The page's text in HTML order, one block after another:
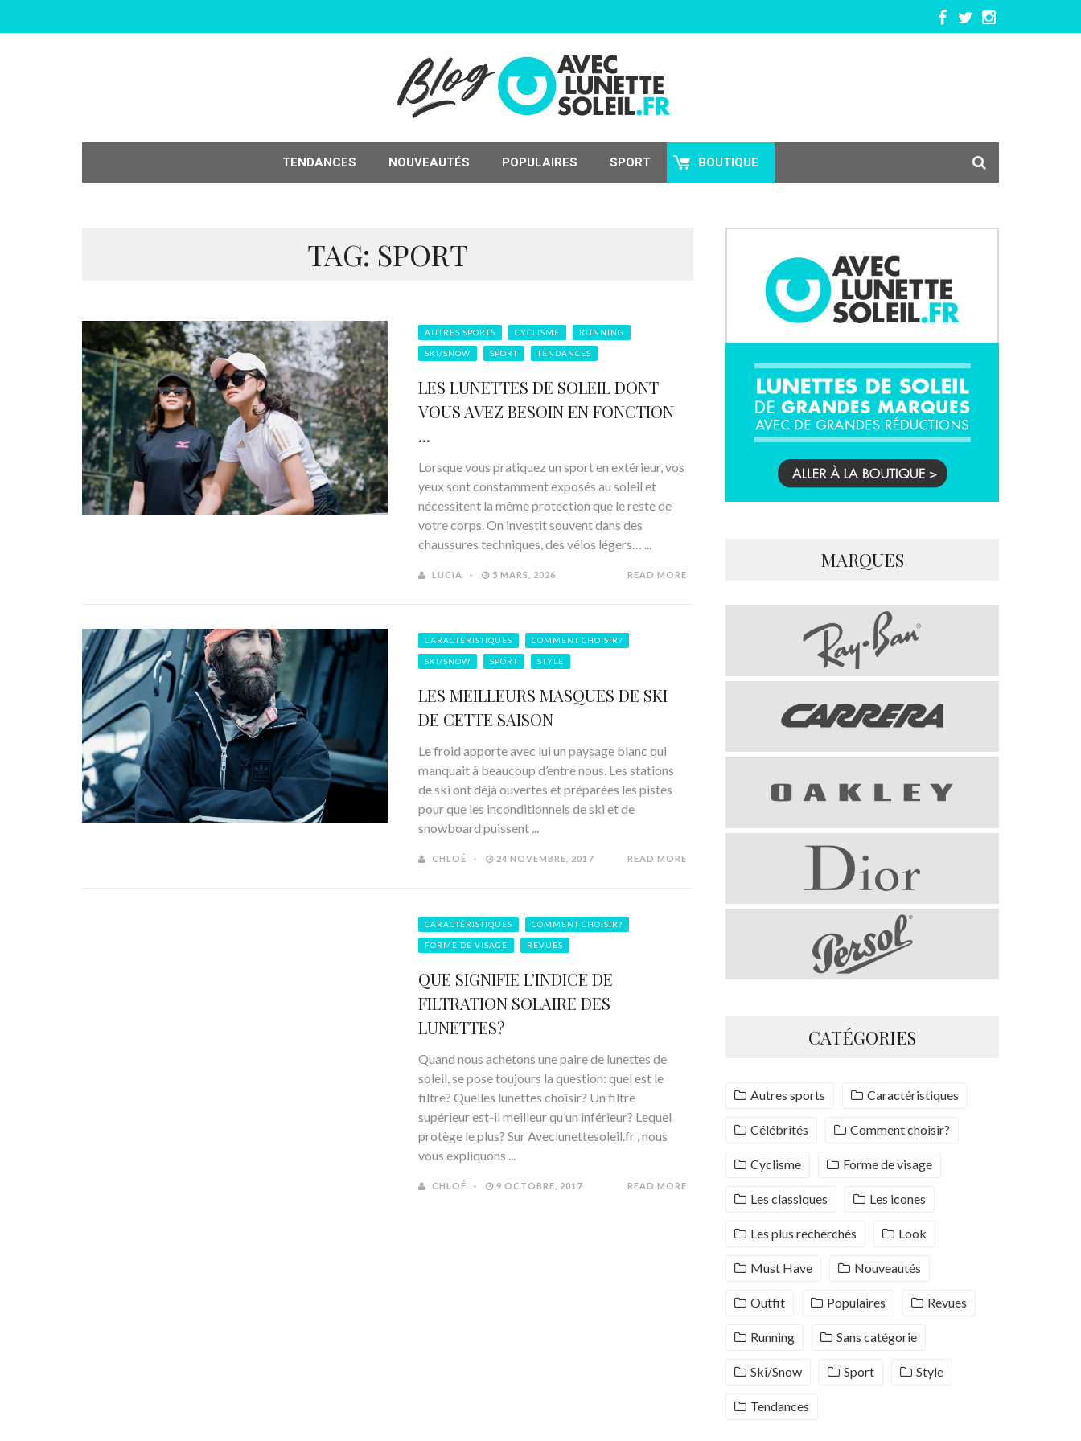
TENDANCES NOUVEAUTÉS POPULAIRES SPORT BOUTIQUE
TAG: SPORT
AUTRES SPORTS CYCLISME RUNNING
SKI/SNOW SPORT TENDANCES
LES LUNETTES DE SOLEIL DONT
VOUS AVEZ BESOIN EN FONCTION
...
Lorsque vous pratiquez un sport en extérieur, vos
yeux sont constamment exposés au soleil et
nécessitent la même protection que le reste de
votre corps. On investit souvent dans des
chaussures techniques, des vélos légers… ...
LUCIA 5 MARS, 2026 READ MORE
CARACTÉRISTIQUES COMMENT CHOISIR?
SKI/SNOW SPORT STYLE
LES MEILLEURS MASQUES DE SKI
DE CETTE SAISON
Le froid apporte avec lui un paysage blanc qui
manquait à beaucoup d’entre nous. Les stations
de ski ont déjà ouvertes et préparées les pistes
pour que les inconditionnels de ski et de
snowboard puissent ...
CHLOÉ 24 NOVEMBRE, 2017 READ MORE
CARACTÉRISTIQUES COMMENT CHOISIR?
FORME DE VISAGE REVUES
QUE SIGNIFIE L’INDICE DE
FILTRATION SOLAIRE DES
LUNETTES?
Quand nous achetons une paire de lunettes de
soleil, se pose toujours la question: quel est le
filtre? Quelles lunettes choisir? Un filtre
supérieur est-il meilleur qu’un inférieur? Lequel
protège le plus? Sur Aveclunettesoleil.fr , nous
vous expliquons ...
CHLOÉ 9 OCTOBRE, 2017 READ MORE
MARQUES
CATÉGORIES
Autres sports Caractéristiques
Célébrités Comment choisir?
Cyclisme Forme de visage
Les classiques Les icones
Les plus recherchés Look
Must Have Nouveautés
Outfit Populaires Revues
Running Sans catégorie
Ski/Snow Sport Style
Tendances